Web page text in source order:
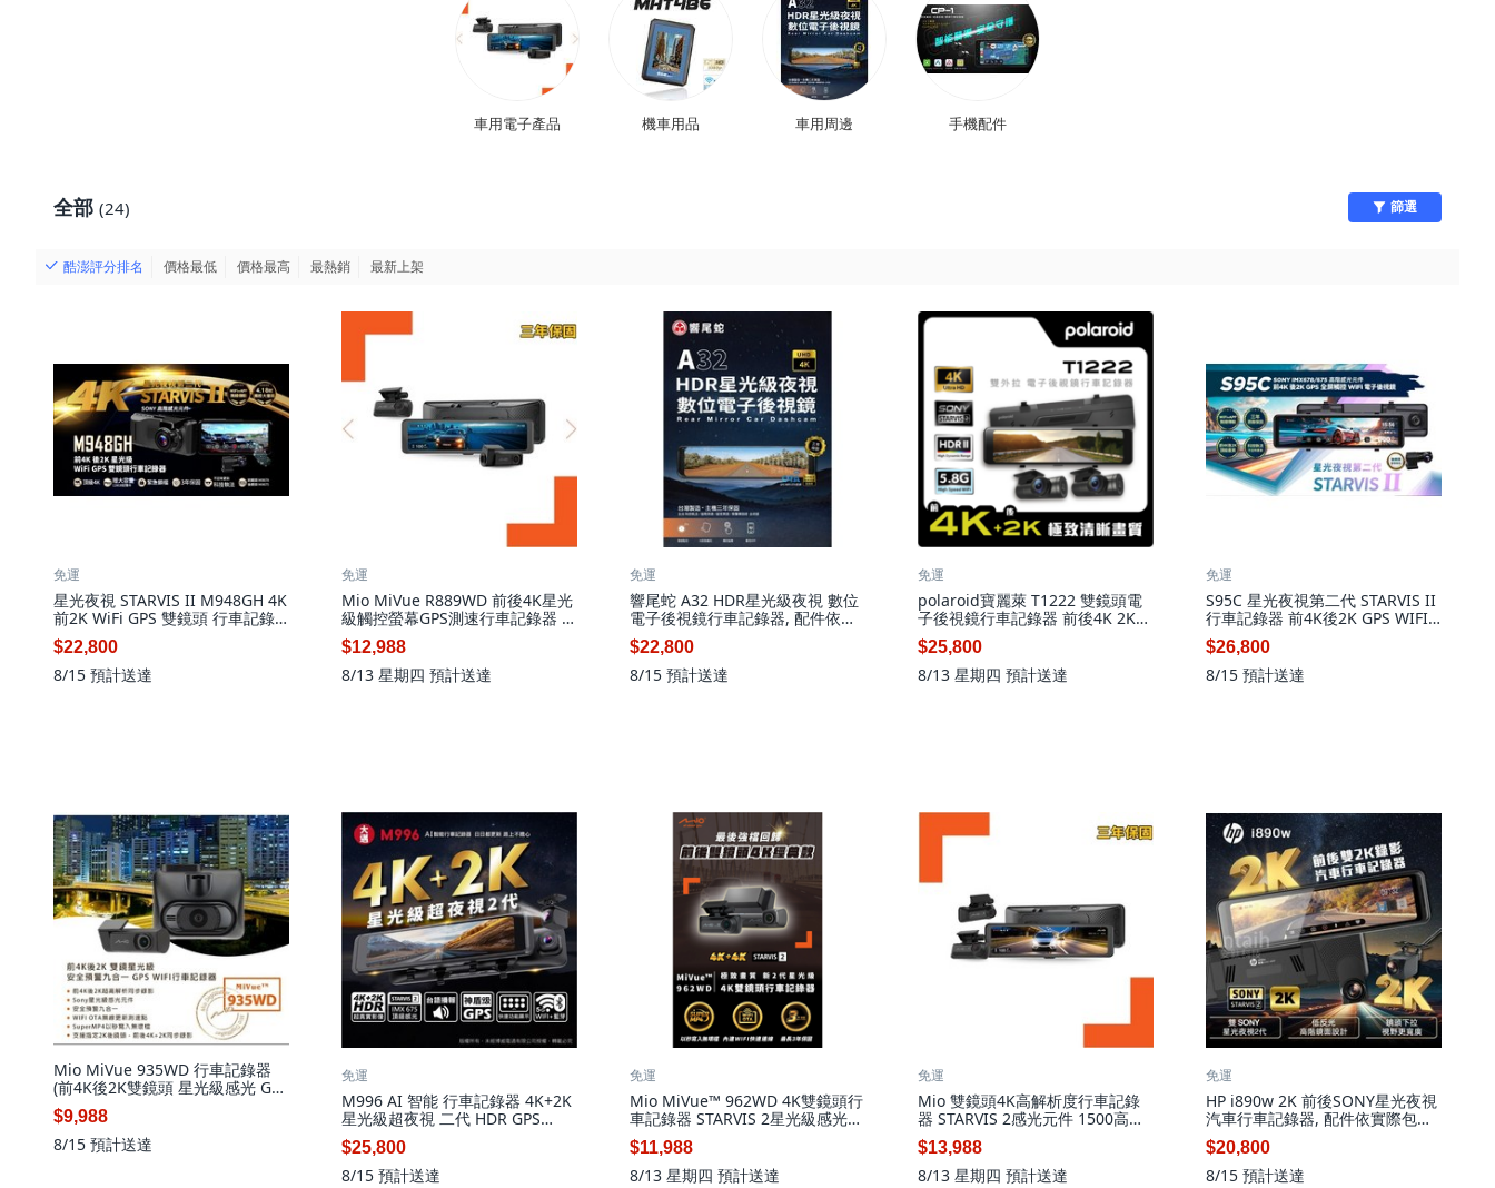
車用電子產品 機車用品 車用周邊 手機配件
全部 (24) 篩選
酷澎評分排名 價格最低 價格最高 最熱銷 最新上架
免運
星光夜視 STARVIS II M948GH 4K
前2K WiFi GPS 雙鏡頭 行車記錄
器, 配件依實際包裝內容為主,
128GB記憶卡
$22,800
8/15 預計送達
免運
Mio MiVue R889WD 前後4K星光
級觸控螢幕GPS測速行車記錄器 前
後雙錄 星光夜視 觸控操作 安全保
障, 配件依實際包裝內容為主,
128GB
$12,988
8/13 星期四 預計送達
免運
響尾蛇 A32 HDR星光級夜視 數位
電子後視鏡行車記錄器, 配件依實
際包裝內容為主, 64GB
$22,800
8/15 預計送達
免運
polaroid寶麗萊 T1222 雙鏡頭電
子後視鏡行車記錄器 前後4K 2K
HDR II 11.26吋觸控螢幕 GPS測
速, 配件依實際包裝內容為主,
64GB
$25,800
8/13 星期四 預計送達
免運
S95C 星光夜視第二代 STARVIS II
行車記錄器 前4K後2K GPS WIFI
後視鏡, 配件依實際包裝內容為主,
128GB
$26,800
8/15 預計送達
Mio MiVue 935WD 行車記錄器
(前4K後2K雙鏡頭 星光級感光 GPS
WIFI 安全預警), 配件依實際包裝
內容為主, 64GB
$9,988
8/15 預計送達
免運
M996 AI 智能 行車記錄器 4K+2K
星光級超夜視 二代 HDR GPS
WIFI 藍牙, 配件依實際包裝內容為
主, 128GB
$25,800
8/15 預計送達
免運
Mio MiVue™ 962WD 4K雙鏡頭行
車記錄器 STARVIS 2星光級感光元
件 內建WiFi快速連接 SuperMP4
格式, 配件依實際包裝內容為主,
64GB
$11,988
8/13 星期四 預計送達
免運
Mio 雙鏡頭4K高解析度行車記錄
器 STARVIS 2感光元件 1500高亮
度螢幕背光模組 GPS測速提示, 配
件依實際包裝內容為主, 128GB
$13,988
8/13 星期四 預計送達
免運
HP i890w 2K 前後SONY星光夜視
汽車行車記錄器, 配件依實際包裝
內容為主, 32GB
$20,800
8/15 預計送達